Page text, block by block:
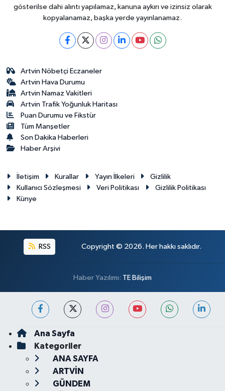
gösterilse dahi alıntı yapılamaz, kanuna aykırı ve izinsiz olarak
kopyalanamaz, başka yerde yayınlanamaz.
Artvin Nöbetçi Eczaneler
Artvin Hava Durumu
Artvin Namaz Vakitleri
Artvin Trafik Yoğunluk Haritası
Puan Durumu ve Fikstür
Tüm Manşetler
Son Dakika Haberleri
Haber Arşivi
İletişim Kurallar Yayın İlkeleri
Gizlilik
Kullanıcı Sözleşmesi
Veri Politikası
Gizlilik Politikası
Künye
RSS Copyright © 2026. Her hakkı saklıdır.
Haber Yazılımı: TE Bilişim
Ana Sayfa
Kategoriler
ANA SAYFA
ARTVİN
GÜNDEM